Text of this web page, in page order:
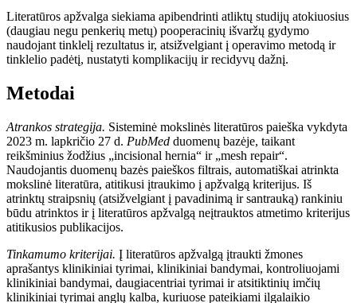
Literatūros apžvalga siekiama apibendrinti atliktų studijų atokiuosius
(daugiau negu penkerių metų) pooperacinių išvaržų gydymo
naudojant tinklelį rezultatus ir, atsižvelgiant į operavimo metodą ir
tinklelio padėtį, nustatyti komplikacijų ir recidyvų dažnį.
Metodai
Atrankos strategija. Sisteminė mokslinės literatūros paieška vykdyta
2023 m. lapkričio 27 d. PubMed duomenų bazėje, taikant
reikšminius žodžius „incisional hernia“ ir „mesh repair“.
Naudojantis duomenų bazės paieškos filtrais, automatiškai atrinkta
mokslinė literatūra, atitikusi įtraukimo į apžvalgą kriterijus. Iš
atrinktų straipsnių (atsižvelgiant į pavadinimą ir santrauką) rankiniu
būdu atrinktos irį literatūros apžvalgą neįtrauktos atmetimo kriterijus
atitikusios publikacijos.
Tinkamumo kriterijai. Į literatūros apžvalgą įtraukti žmones
aprašantys klinikiniai tyrimai, klinikiniai bandymai, kontroliuojami
klinikiniai bandymai, daugiacentriai tyrimai ir atsitiktinių imčių
klinikiniai tyrimai anglų kalba, kuriuose pateikiami ilgalaikio